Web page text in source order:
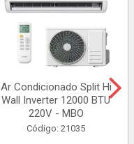
Ar Condicionado Split Hi
Wall Inverter 12000 BTU
220V - MBO
Código: 21035